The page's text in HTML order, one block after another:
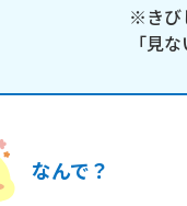
※きび
「見
なんで？